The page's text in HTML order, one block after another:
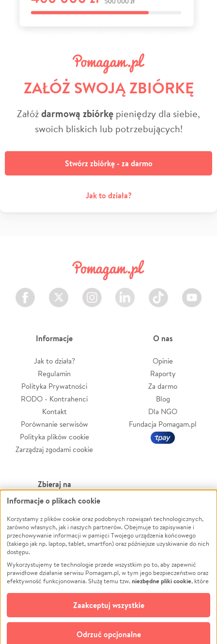
ZAŁÓŻ SWOJĄ ZBIÓRKĘ
Załóżdarmową zbiórkę pieniędzy dla siebie,
swoich bliskich lub potrzebujących!
Stwórz zbiórkę - za darmo
Jak to działa?
Facebook Twitter Instagram LinkedIn TikTok Youtube
Informacje
Jak to działa?
Regulamin
Polityka Prywatności
RODO - Kontrahenci
Kontakt
Porównanie serwisów
Polityka plików cookie
Zarządzaj zgodami cookie
O nas
Opinie
Raporty
Za darmo
Blog
Dla NGO
Fundacja Pomagam.pl
Zbieraj na
Leczenie
Zwierzęta
Pożar
Ukraina
Pomoc Finansowa
Projekty
Pogrzeb
Społeczność lokalna
Kultura
Powódź
Wichura
NGO
Edukacja
Podróż
Impreza
Ochrona środowiska
Biznes
Informacje o plikach cookie
Korzystamy z plików cookie oraz podobnych rozwiązań technologicznych,
zarówno własnych, jak i naszych partnerów. Obejmuje to zapisywanie i
przechowywanie informacji w pamięci Twojego urządzenia końcowego
(takiego jak np. laptop, tablet, smartfon) oraz późniejsze uzyskiwanie do nich
dostępu.
Wykorzystujemy te technologie przede wszystkim po to, aby zapewnić
prawidłowe działanie serwisu Pomagam.pl, w tym jego bezpieczeństwo oraz
efektywność funkcjonowania. Służą temu tzw.niezbędne pliki cookie, które
opcjonalnych plików cookie
technologii do celów analitycznych i retargetingowych. Możesz wyrazić
zgodę na ich stosowanie lub jej odmówić. W dowolnym momencie masz
możliwość zmiany swoich preferencji na stronie „Zarządzaj zgodami cookie”,
do której link znajdziesz w stopce serwisu Pomagam.pl. Opcjonalne pliki
Odrzuć opcjonalne
Zaakceptuj wszystkie